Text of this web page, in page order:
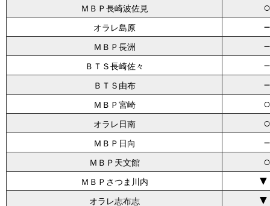
ＭＢＰ長崎波佐見 ○
オラレ島原
ＭＢＰ長洲
ＢＴＳ長崎佐々
ＢＴＳ由布
ＭＢＰ宮崎 ○
オラレ日南 ○
ＭＢＰ日向
ＭＢＰ天文館 ○
ＭＢＰさつま川内
オラレ志布志